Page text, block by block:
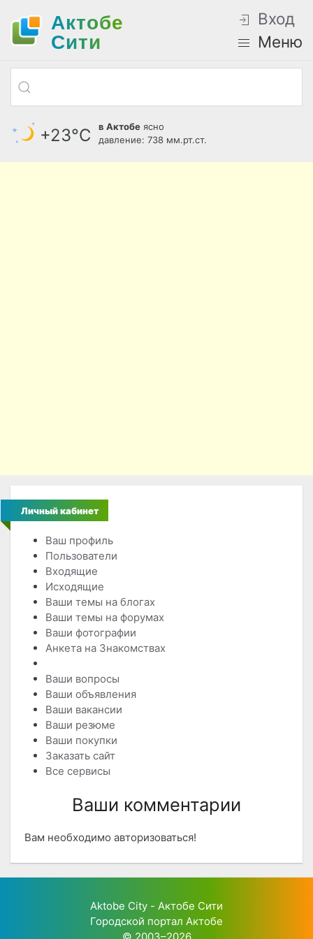
Актобе
Cити
Вход
Меню
+23°С в Актобе ясно
давление: 738 мм.рт.ст.
Личный кабинет
Ваш профиль
Пользователи
Входящие
Исходящие
Ваши темы на блогах
Ваши темы на форумах
Ваши фотографии
Анкета на Знакомствах
Ваши вопросы
Ваши объявления
Ваши вакансии
Ваши резюме
Ваши покупки
Заказать сайт
Все сервисы
Ваши комментарии
Вам необходимо авторизоваться!
Aktobe City - Актобе Сити
Городской портал Актобе